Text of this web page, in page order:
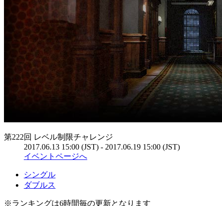
第222回 レベル制限チャレンジ
2017.06.13 15:00 (JST) - 2017.06.19 15:00 (JST)
イベントページへ
シングル
ダブルス
※ランキングは6時間毎の更新となります